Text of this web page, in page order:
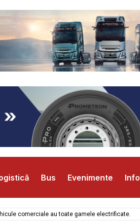
Bus Evenimente Info
comerciale au toate gamele electrificate.